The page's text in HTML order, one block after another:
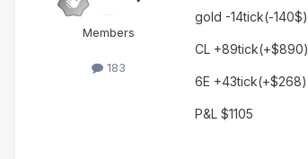
Members
183
gold -14tick(-140$)
CL +89tick(+$890)
6E +43tick(+$268)
P&L $1105